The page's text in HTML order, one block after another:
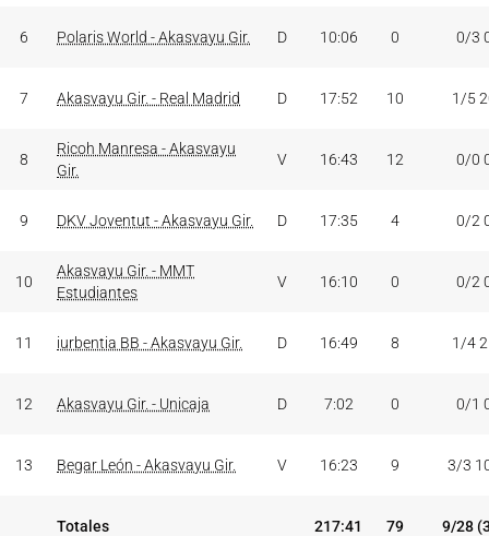
6 Polaris World - Akasvayu Gir. D 10:06 0 0/3
7 Akasvayu Gir. - Real Madrid D 17:52 10 1/5
8
Ricoh Manresa - Akasvayu
Gir.
V 16:43 12 0/0
9 DKV Joventut - Akasvayu Gir. D 17:35 4 0/2
10
Akasvayu Gir. - MMT
Estudiantes
V 16:10 0 0/2
11 iurbentia BB - Akasvayu Gir. D 16:49 8 1/4
12 Akasvayu Gir. - Unicaja D 7:02 0 0/1
13 Begar León - Akasvayu Gir. V 16:23 9 3/3
Totales 217:41 79 9/28